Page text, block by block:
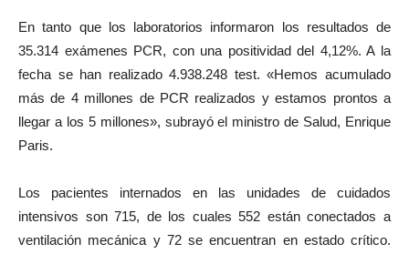
En tanto que los laboratorios informaron los resultados de
35.314 exámenes PCR, con una positividad del 4,12%. A la
fecha se han realizado 4.938.248 test. «Hemos acumulado
más de 4 millones de PCR realizados y estamos prontos a
llegar a los 5 millones», subrayó el ministro de Salud, Enrique
Paris.
Los pacientes internados en las unidades de cuidados
intensivos son 715, de los cuales 552 están conectados a
ventilación mecánica y 72 se encuentran en estado crítico.